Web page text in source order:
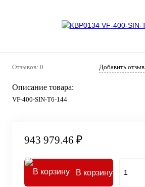
Отзывов: 0 Добавить отзыв
Описание товара:
VF-400-SIN-T6-144
943 979.46 ₽
В корзину